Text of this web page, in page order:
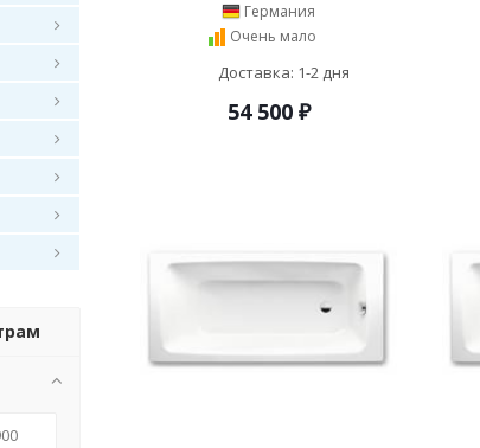
Германия
Очень мало
Доставка: 1-2 дня
54 500₽